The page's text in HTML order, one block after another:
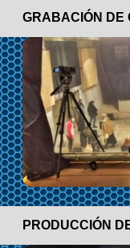
GRABACIÓN DE
PRODUCCIÓN